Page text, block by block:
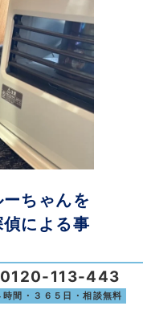
ーちゃんを
による事
くまで移動して
車が関わる脱
0120-113-443
時間・３６５日・相談無料